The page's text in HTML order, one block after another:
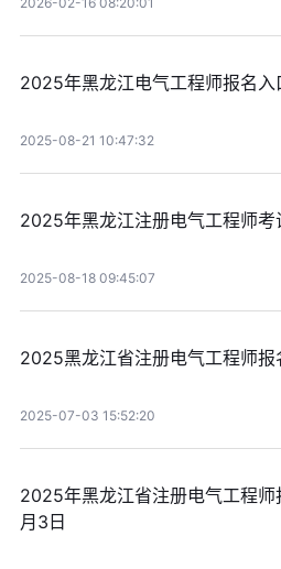
2025年黑龙江电气工程师报名入
2025-08-21 10:47:32
2025年黑龙江注册电气工程师考
2025-08-18 09:45:07
2025黑龙江省注册电气工程师报
2025-07-03 15:52:20
2025年黑龙江省注册电气工程
月3日